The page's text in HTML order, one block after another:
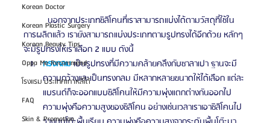
Korean Doctor
Korean Plastic Surgery
Korean Beauty Tips
Oppa Me Recommend
โรงแรม ประเทศเกาหลีใต้
FAQ
Skin & Promotion
	นอกจากประเภทซิลิโคนที่เราสามารถแบ่งได้ตามวัสดุที่ใช้ใน
การผลิตแล้ว เรายังสามารถแบ่งประเภทตามรูปทรงได้อีกด้วย หลักๆ
จะมีรูปทรงให้เราเลือก 2 แบบ ดังนี้
ทรงกลม เป็นรูปทรงที่มีความคล้ายคลึงกับซาลาเปา ฐานจะมี
ความกว้างและเป็นทรงกลม มีหลากหลายขนาดให้ได้เลือก แต่ละ
แบรนด์ก็จะออกแบบซิลิโคนให้มีความพุ่งแตกต่างกันออกไป
ความพุ่งคือความสูงของซิลิโคน อย่างเช่นเวลาเราเอาซิลิโคนไป